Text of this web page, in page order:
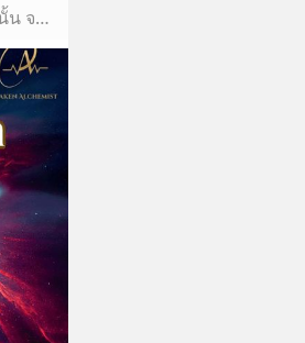
👁 ตาที่สาม เป็นจักระที่อยู่ตรงกลางหน้าผาก การเปิดตาที่สามนั้น จะทำให้คุณเชื่อมโยงกับโลกเบื้องบนหรือ Higher Self ได้ คุณจะมีความสามารถในการหยั่งรู้ รับรู้ส…